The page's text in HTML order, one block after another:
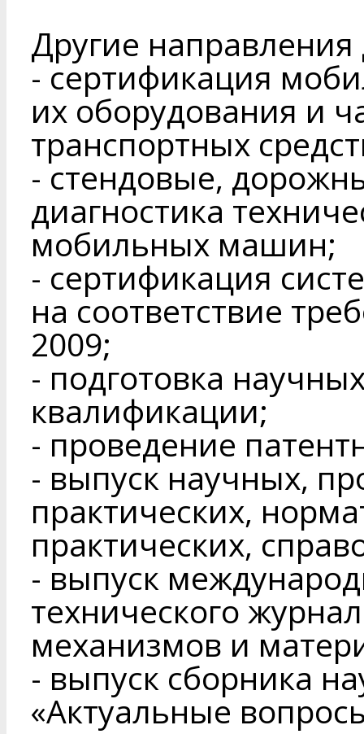
Другие направления
- сертификация
их оборудования и
транспортных
- стендовые,
диагностика
мобильных машин;
- сертификация
на соответствие
2009;
- подготовка
квалификации;
- проведение
- выпуск научных,
практических,
практических,
- выпуск
технического
механизмов и
- выпуск сборника
«Актуальные